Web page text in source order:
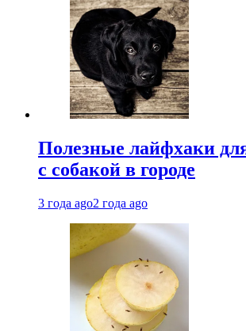
Полезные лайфхаки
с собакой в городе
3 года ago2 года ago